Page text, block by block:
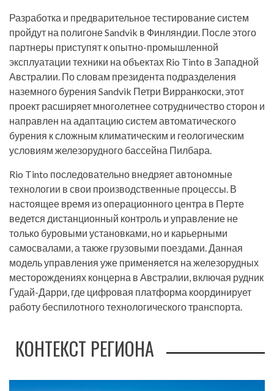
Разработка и предварительное тестирование систем
пройдут на полигоне Sandvik в Финляндии. После этого
партнеры приступят к опытно-промышленной
эксплуатации техники на объектах Rio Tinto в Западной
Австралии. По словам президента подразделения
наземного бурения Sandvik Петри Вирранкоски, этот
проект расширяет многолетнее сотрудничество сторон и
направлен на адаптацию систем автоматического
бурения к сложным климатическим и геологическим
условиям железорудного бассейна Пилбара.
Rio Tinto последовательно внедряет автономные
технологии в свои производственные процессы. В
настоящее время из операционного центра в Перте
ведется дистанционный контроль и управление не
только буровыми установками, но и карьерными
самосвалами, а также грузовыми поездами. Данная
модель управления уже применяется на железорудных
месторождениях концерна в Австралии, включая рудник
Гудай-Дарри, где цифровая платформа координирует
работу беспилотного технологического транспорта.
КОНТЕКСТ РЕГИОНА